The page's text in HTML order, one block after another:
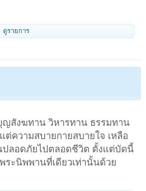
ดูรายการ
ญสังฆทาน วิหารทาน ธรรมทาน
ต่ความสบายกายสบายใจ เหลือ
ปลอดภัยไปตลอดชีวิต ตั้งแต่บัดนี้
ระนิพพานที่เดียวเท่านั้นด้วย